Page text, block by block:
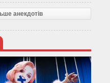
анекдотів